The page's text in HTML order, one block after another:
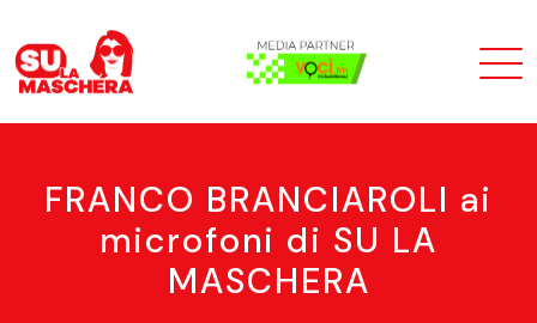
FRANCO BRANCIAROLI ai
microfoni di SU LA
MASCHERA